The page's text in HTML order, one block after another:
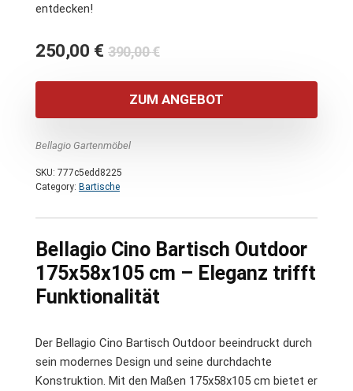
entdecken!
390,00€Ursprünglicher
war:
390,00 €
250,00 €
Aktueller
ist:
250,00 €.
ZUM ANGEBOT
Bellagio Gartenmöbel
SKU: 777c5edd8225
Category: Bartische
Bellagio Cino Bartisch Outdoor
175x58x105 cm – Eleganz trifft
Funktionalität
Der Bellagio Cino Bartisch Outdoor beeindruckt durch
sein modernes Design und seine durchdachte
Konstruktion. Mit den Maßen 175x58x105 cm bietet er